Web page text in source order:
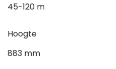
45-120 m
Hoogte
883 mm